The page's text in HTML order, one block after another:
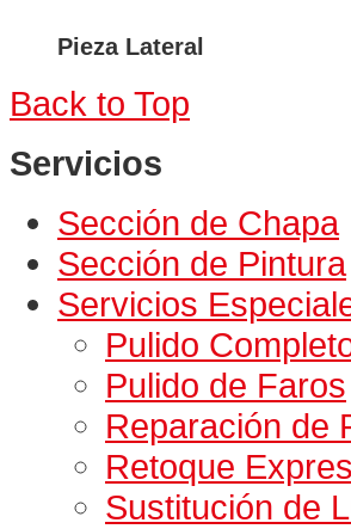
Pieza Lateral
Back to Top
Servicios
Sección de Chapa
Sección de Pintura
Servicios
Pulido
Pulido de Faros
Reparación de
Retoque
Sustitución de